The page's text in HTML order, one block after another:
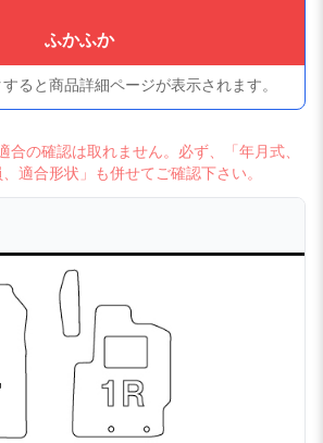
ふかふか
ると商品詳細ページが表示されます。
合の確認は取れません。必ず、「年月式、
適合形状」も併せてご確認下さい。